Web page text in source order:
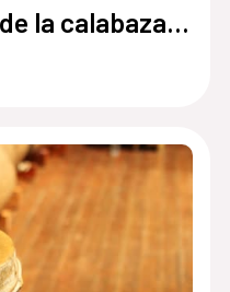
la calabaza